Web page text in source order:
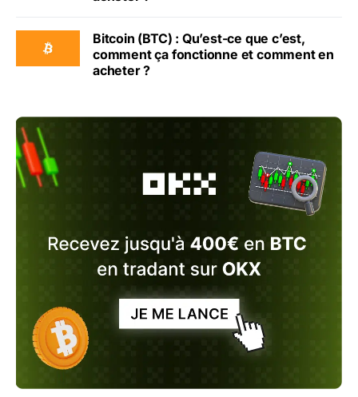
Bitcoin (BTC) : Qu’est-ce que c’est,
comment ça fonctionne et comment en
acheter ?